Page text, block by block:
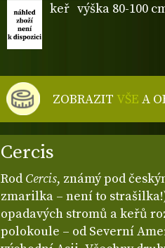
Cercis
RodCercis, známý pod
zmarilka – není to
opadavých stromů a keřů
polokoule – od Severní
keř výška 80-100
ZOBRAZITVŠE A